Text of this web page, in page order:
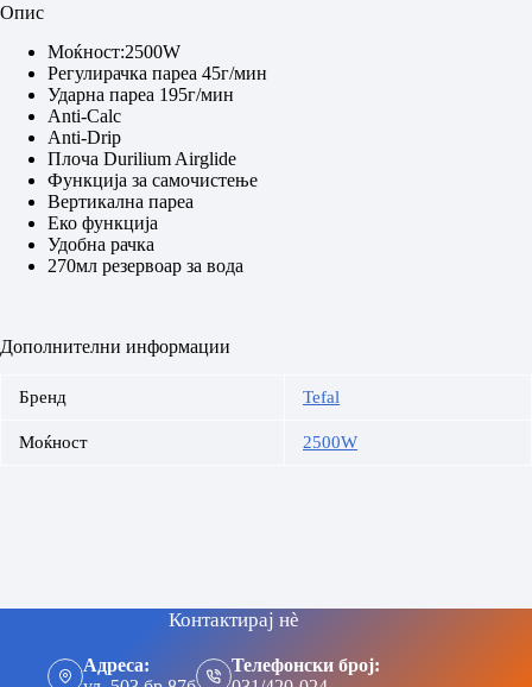
Опис
Моќност:2500W
Регулирачка пареа 45г/мин
Ударна пареа 195г/мин
Anti-Calc
Anti-Drip
Плоча Durilium Airglide
Функција за самочистење
Вертикална пареа
Еко функција
Удобна рачка
270мл резервоар за вода
Дополнителни информации
Бренд Tefal
Моќност 2500W
Контактирај нè
Адреса:
Телефонски број: